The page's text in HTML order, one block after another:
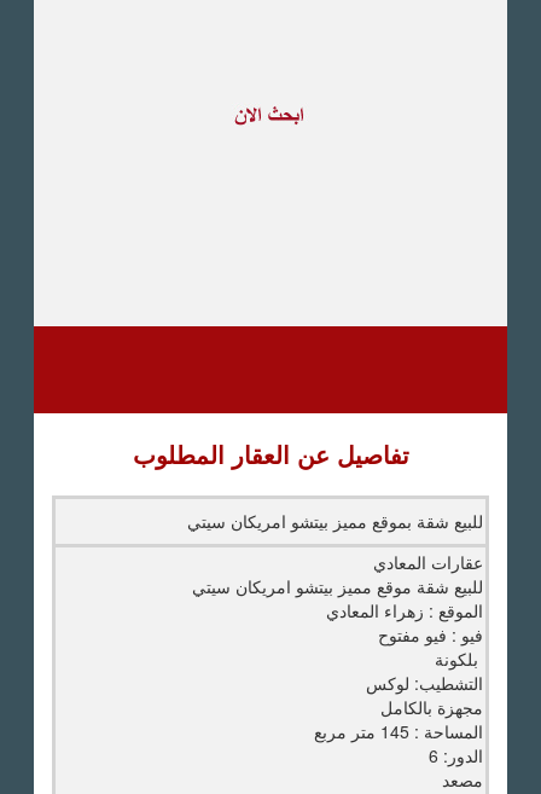
تفاصيل عن العقار المطلوب
للبيع شقة بموقع مميز بيتشو امريكان سيتي
عقارات المعادي
للبيع شقة موقع مميز بيتشو امريكان سيتي
الموقع : زهراء المعادي
فيو : فيو مفتوح
بلكونة
التشطيب: لوكس
مجهزة بالكامل
المساحة : 145 متر مربع
الدور: 6
مصعد